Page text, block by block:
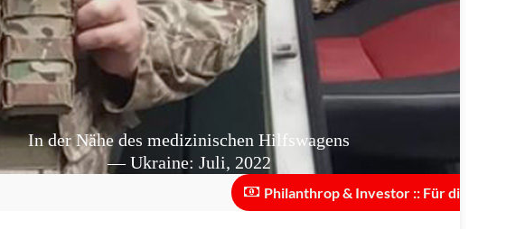
In der Nähe des medizinischen Hilfswagens
— Ukraine: Juli, 2022
Philanthrop & Investor :: Für die Skalierung